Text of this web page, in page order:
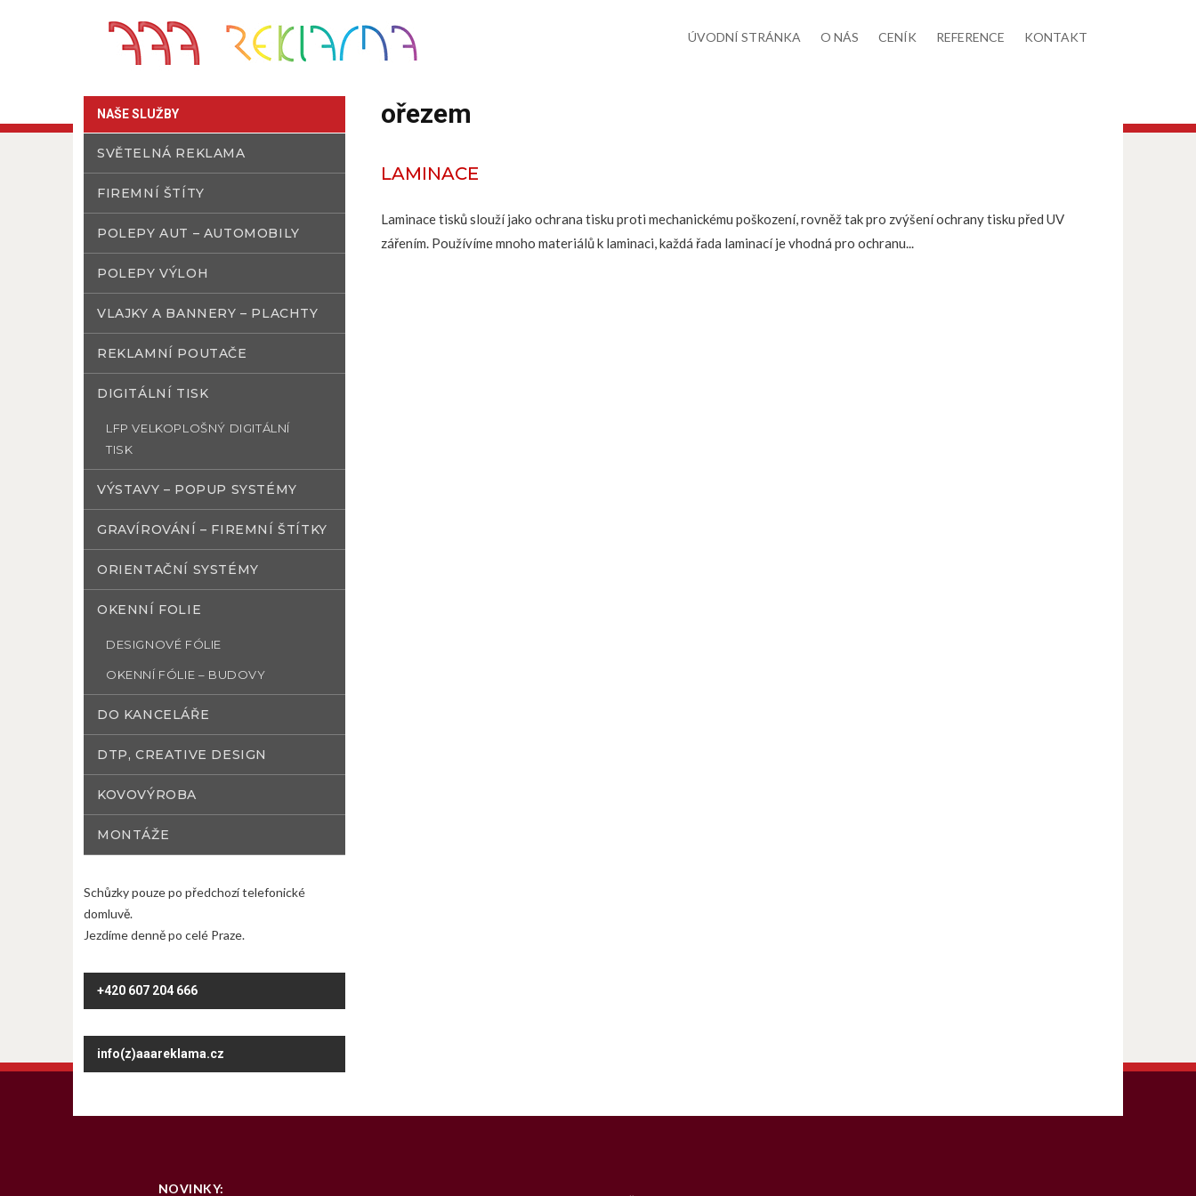
ÚVODNÍ STRÁNKA O NÁS CENÍK REFERENCE KONTAKT
ořezem
LAMINACE
Laminace tisků slouží jako ochrana tisku proti mechanickému poškození, rovněž tak pro zvýšení ochrany tisku před UV
zářením. Používíme mnoho materiálů k laminaci, každá řada laminací je vhodná pro ochranu...
NAŠE SLUŽBY
SVĚTELNÁ REKLAMA
FIREMNÍ ŠTÍTY
POLEPY AUT – AUTOMOBILY
POLEPY VÝLOH
VLAJKY A BANNERY – PLACHTY
REKLAMNÍ POUTAČE
DIGITÁLNÍ TISK
LFP VELKOPLOŠNÝ DIGITÁLNÍ
TISK
VÝSTAVY – POPUP SYSTÉMY
GRAVÍROVÁNÍ – FIREMNÍ ŠTÍTKY
ORIENTAČNÍ SYSTÉMY
OKENNÍ FOLIE
DESIGNOVÉ FÓLIE
OKENNÍ FÓLIE – BUDOVY
DO KANCELÁŘE
DTP, CREATIVE DESIGN
KOVOVÝROBA
MONTÁŽE
Schůzky pouze po předchozí telefonické
domluvě.
Jezdíme denně po celé Praze.
+420 607 204 666
info(z)aaareklama.cz
NOVINKY: